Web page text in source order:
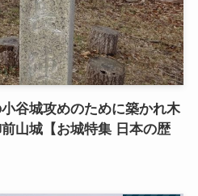
谷城攻めのために築かれ木
山城【お城特集 日本の歴